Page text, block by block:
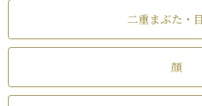
二重まぶた・
顔